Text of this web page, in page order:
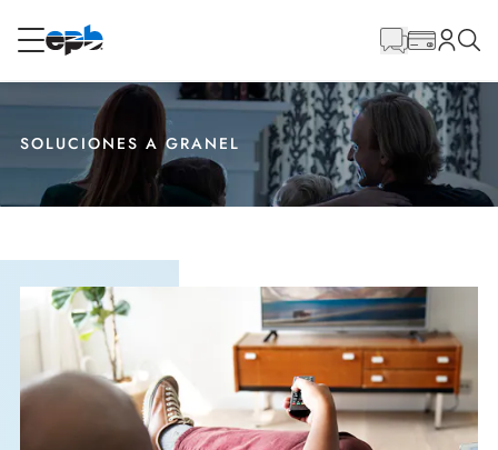
RESIDENCIAL NEGOCIO
Televisión
Teléfono
principal
SOLUCIONES A GRANEL